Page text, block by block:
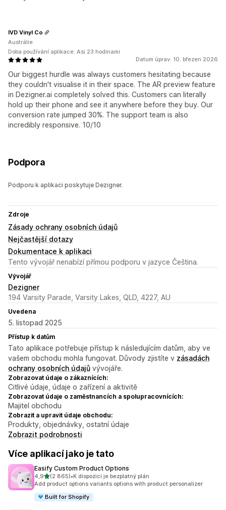
Datum úprav: 10. březen 2026
Our biggest hurdle was always customers hesitating because
they couldn't visualise it in their space. The AR preview feature
in Dezigner.ai completely solved this. Customers can literally
hold up their phone and see it anywhere before they buy. Our
conversion rate jumped 30%. The support team is also
incredibly responsive. 10/10
IVD Vinyl Co
Austrálie
Doba používání aplikace: Asi 23 hodinami
Podpora
Podporu k aplikaci poskytuje Dezigner.
Zdroje
Zásady ochrany osobních údajů
Nejčastější dotazy
Dokumentace k aplikaci
Tento vývojář nenabízí přímou podporu v jazyce Čeština.
Vývojář
Dezigner
194 Varsity Parade, Varsity Lakes, QLD, 4227, AU
Uvedena
5. listopad 2025
Přístup k datům
Tato aplikace potřebuje přístup k následujícím datům, aby ve
vašem obchodu mohla fungovat. Důvody zjistíte v zásadách
ochrany osobních údajů vývojáře.
Zobrazovat údaje o zákaznících:
Citlivé údaje, údaje o zařízení a aktivitě
Zobrazovat údaje o zaměstnancích a spolupracovnících:
Majitel obchodu
Zobrazit a upravit údaje obchodu:
Produkty, objednávky, ostatní údaje
Zobrazit podrobnosti
Více aplikací jako je tato
Easify Custom Product Options
4,9z 5 hvězd
(2 865)
Celkový počet recenzí: 2865
•K dispozici je bezplatný plán
Add product options variants options with product personalizer
Built for Shopify